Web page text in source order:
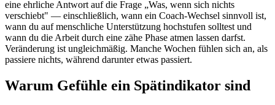
eine ehrliche Antwort auf die Frage „Was, wenn sich nichts
verschiebt" — einschließlich, wann ein Coach-Wechsel sinnvoll ist,
wann du auf menschliche Unterstützung hochstufen solltest und
wann du die Arbeit durch eine zähe Phase atmen lassen darfst.
Veränderung ist ungleichmäßig. Manche Wochen fühlen sich an, als
passiere nichts, während darunter etwas passiert.
Warum Gefühle ein Spätindikator sind